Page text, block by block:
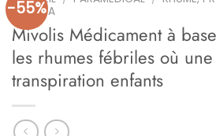
-55%
MANUKA
Mivolis Médicament à
les rhumes fébriles où
transpiration enfants